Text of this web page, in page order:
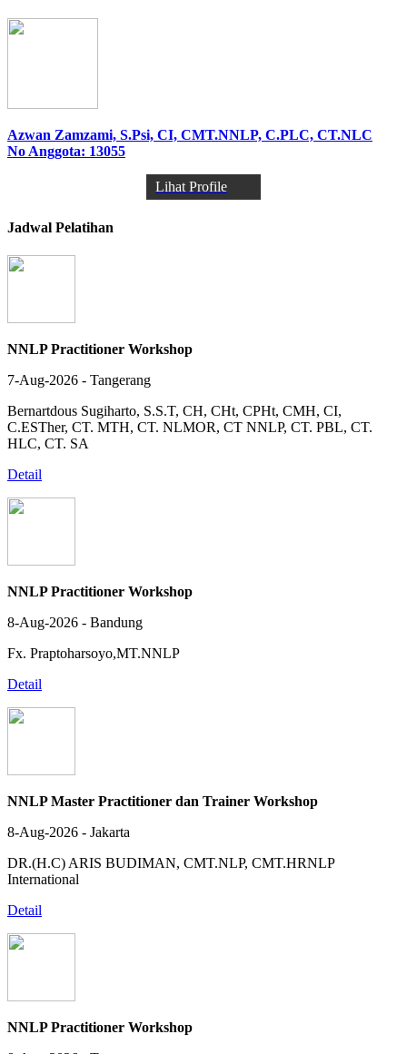
Azwan Zamzami, S.Psi, CI, CMT.NNLP, C.PLC, CT.NLC
No Anggota: 13055
Lihat Profile
Jadwal Pelatihan
NNLP Practitioner Workshop
7-Aug-2026 - Tangerang
Bernartdous Sugiharto, S.S.T, CH, CHt, CPHt, CMH, CI,
C.ESTher, CT. MTH, CT. NLMOR, CT NNLP, CT. PBL, CT.
HLC, CT. SA
Detail
NNLP Practitioner Workshop
8-Aug-2026 - Bandung
Fx. Praptoharsoyo,MT.NNLP
Detail
NNLP Master Practitioner dan Trainer Workshop
8-Aug-2026 - Jakarta
DR.(H.C) ARIS BUDIMAN, CMT.NLP, CMT.HRNLP
International
Detail
NNLP Practitioner Workshop